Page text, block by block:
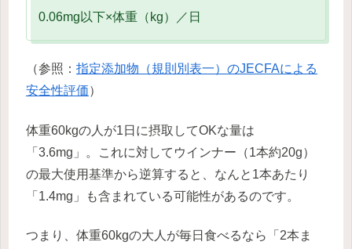
0.06mg以下×体重（kg）／日
（参照： 指定添加物（規則別表一）のJECFAによる
安全性評価）
体重60kgの人が1日に摂取してOKな量は
「3.6mg」。これに対してウインナー（1本約20g）
の最大使用基準から逆算すると、なんと1本あたり
「1.4mg」も含まれている可能性があるのです。
つまり、体重60kgの大人が毎日食べるなら「2本ま